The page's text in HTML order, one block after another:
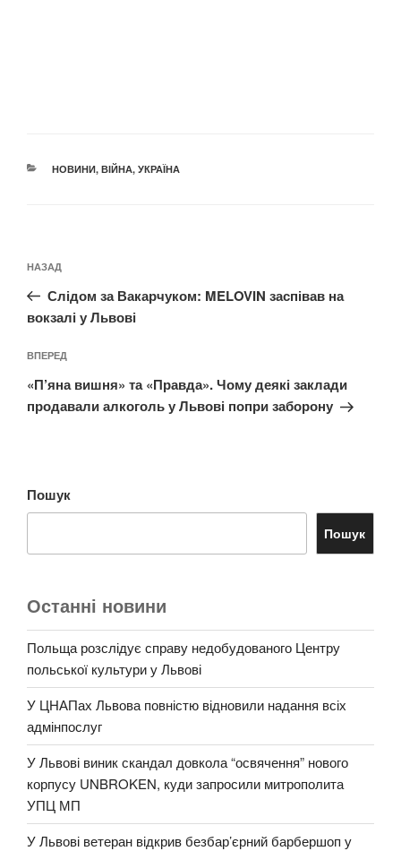
КАТЕГОРІЇ
НОВИНИ, ВІЙНА, УКРАЇНА
записів
Попередній
запис:
НАЗАД
Слідом за Вакарчуком: MELOVIN заспівав на
вокзалі у Львові
Наступний
запис
ВПЕРЕД
«П’яна вишня» та «Правда». Чому деякі заклади
продавали алкоголь у Львові попри заборону
Пошук
Пошук
Останні новини
Польща розслідує справу недобудованого Центру
польської культури у Львові
У ЦНАПах Львова повністю відновили надання всіх
адмінпослуг
У Львові виник скандал довкола “освячення” нового
корпусу UNBROKEN, куди запросили митрополита
УПЦ МП
У Львові ветеран відкрив безбар’єрний барбершоп у